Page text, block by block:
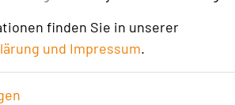
finden Sie in unserer
und Impressum.